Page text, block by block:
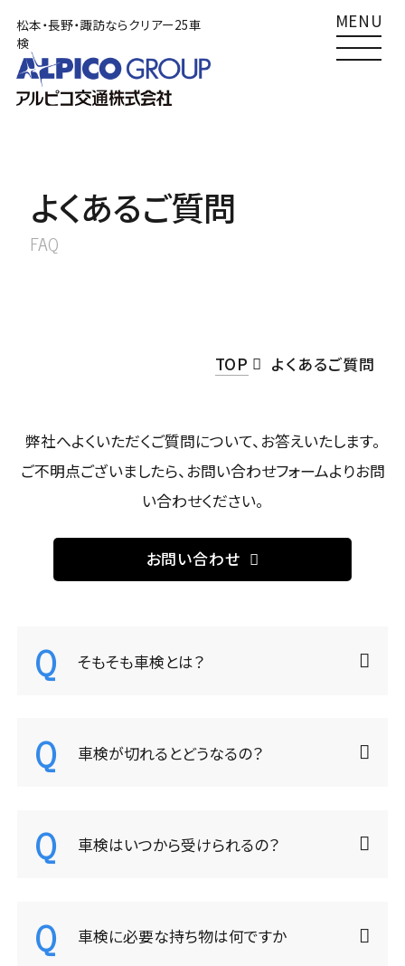
松本・長野・諏訪ならクリアー25車
検
MENU
TOP
Clear25車検
車検をご検討の方へ
Clear25車検
タイヤ交換・販売
タイヤ預かりサービス
リフレッシュサービス
（新車・中古車販売）
松本店・カーケアセンター
諏訪店
クリアー25車検
車検 0120-564634
その他 0266-56-4634
よくあるご質問
FAQ
TOP よくあるご質問
弊社へよくいただくご質問について、お答えいたします。
ご不明点ございましたら、お問い合わせフォームよりお問
い合わせください。
お問い合わせ
そもそも車検とは？
車検が切れるとどうなるの？
車検はいつから受けられるの？
車検に必要な持ち物は何ですか